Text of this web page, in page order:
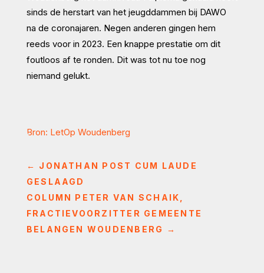
sinds de herstart van het jeugddammen bij DAWO
na de coronajaren. Negen anderen gingen hem
reeds voor in 2023. Een knappe prestatie om dit
foutloos af te ronden. Dit was tot nu toe nog
niemand gelukt.
Bron: LetOp Woudenberg
← JONATHAN POST CUM LAUDE
GESLAAGD
COLUMN PETER VAN SCHAIK,
FRACTIEVOORZITTER GEMEENTE
BELANGEN WOUDENBERG
→